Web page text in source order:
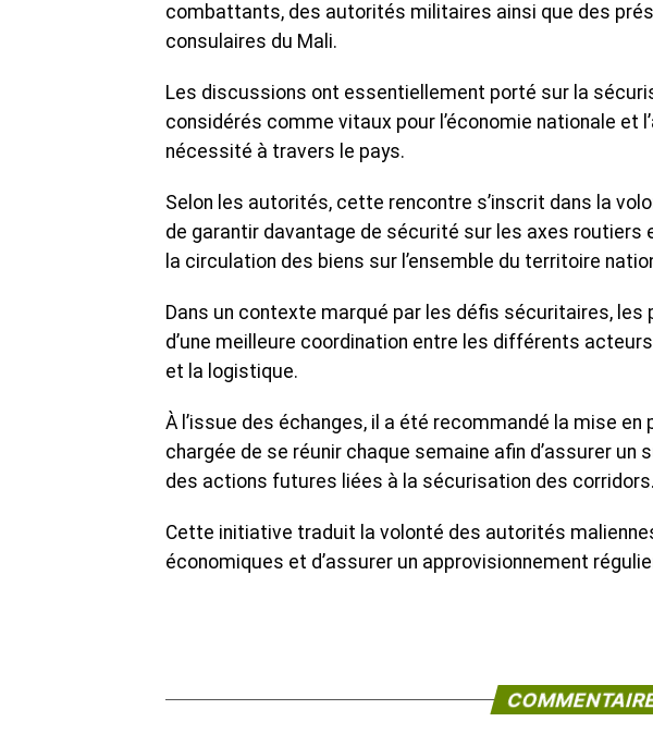
combattants, des autorités militaires ainsi que des
consulaires du Mali.
Les discussions ont essentiellement porté sur la
considérés comme vitaux pour l’économie nationale et
nécessité à travers le pays.
Selon les autorités, cette rencontre s’inscrit dans la
de garantir davantage de sécurité sur les axes
la circulation des biens sur l’ensemble du territoire
Dans un contexte marqué par les défis sécuritaires,
d’une meilleure coordination entre les différents
et la logistique.
À l’issue des échanges, il a été recommandé la mise
chargée de se réunir chaque semaine afin d’assurer
des actions futures liées à la sécurisation des corridors.
Cette initiative traduit la volonté des autorités
économiques et d’assurer un approvisionnement